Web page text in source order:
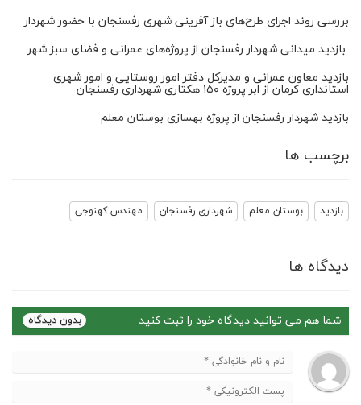
بررسی روند اجرای طرح‌های باز آفرینی شهری رفسنجان با حضور شهردار
بازدید میدانی شهردار رفسنجان از پروژه‌های عمرانی و فضای سبز شهر
بازدید معاون عمرانی و مدیرکل دفتر امور روستایی و امور شهری
استانداری کرمان از ابر پروژه ۱۵۰ هکتاری شهرداری رفسنجان
بازدید شهردار رفسنجان از پروژه بهسازی بوستان معلم
برچسب ها
بازدید بوستان معلم شهرداری رفسنجان مهندس کهنوجی
دیدگاه ها
شما هم می توانید دیدگاه خود را ثبت کنید